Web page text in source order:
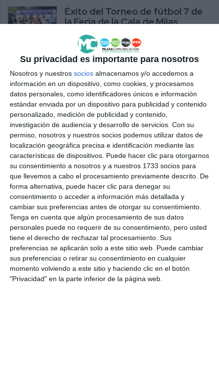
Su privacidad es importante para nosotros
Nosotros y nuestros socios almacenamos y/o accedemos a
información en un dispositivo, como cookies, y procesamos
datos personales, como identificadores únicos e información
estándar enviada por un dispositivo para publicidad y contenido
personalizado, medición de publicidad y contenido,
investigación de audiencia y desarrollo de servicios. Con su
permiso, nosotros y nuestros socios podemos utilizar datos de
localización geográfica precisa e identificación mediante las
características de dispositivos. Puede hacer clic para otorgarnos
su consentimiento a nosotros y a nuestros 1733 socios para
que llevemos a cabo el procesamiento previamente descrito. De
forma alternativa, puede hacer clic para denegar su
consentimiento o acceder a información más detallada y
cambiar sus preferencias antes de otorgar su consentimiento.
Tenga en cuenta que algún procesamiento de sus datos
personales puede no requerir de su consentimiento, pero usted
tiene el derecho de rechazar tal procesamiento. Sus
preferencias se aplicarán solo a este sitio web. Puede cambiar
sus preferencias o retirar su consentimiento en cualquier
momento volviendo a este sitio y haciendo clic en el botón
"Privacidad" en la parte inferior de la página web.
Éxito del Torneo de fútbol 7 de
la Feria de la Cala de Mijas
DEPORTES
La Feria de La Cala de Mijas
2025 calienta motores
ACTUALIDAD
El XXVII Torneo de Golf de la
Feria de La Cala de Mijas reúne a
102 jugadores
DEPORTES
Amplio dispositivo de seguridad
para la Feria de La Cala de Mijas
ACTUALIDAD
650 jugadores llenan el Torneo
de Fútbol 7 de la Feria de La
Cala de Mijas
DEPORTES